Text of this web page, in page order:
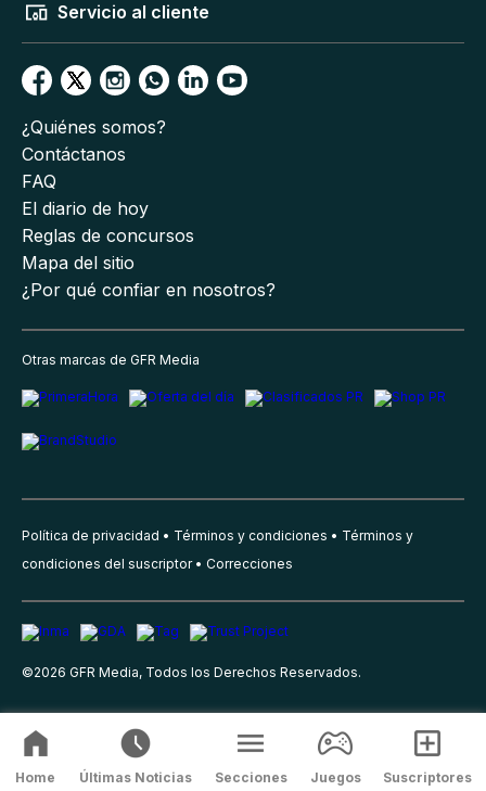
Servicio al cliente
¿Quiénes somos?
Contáctanos
FAQ
El diario de hoy
Reglas de concursos
Mapa del sitio
¿Por qué confiar en nosotros?
Otras marcas de GFR Media
Política de privacidad Términos y condiciones
Términos y
condiciones del suscriptor
Correcciones
©2026 GFR Media, Todos los Derechos Reservados.
Home Últimas Noticias Secciones Juegos Suscriptores